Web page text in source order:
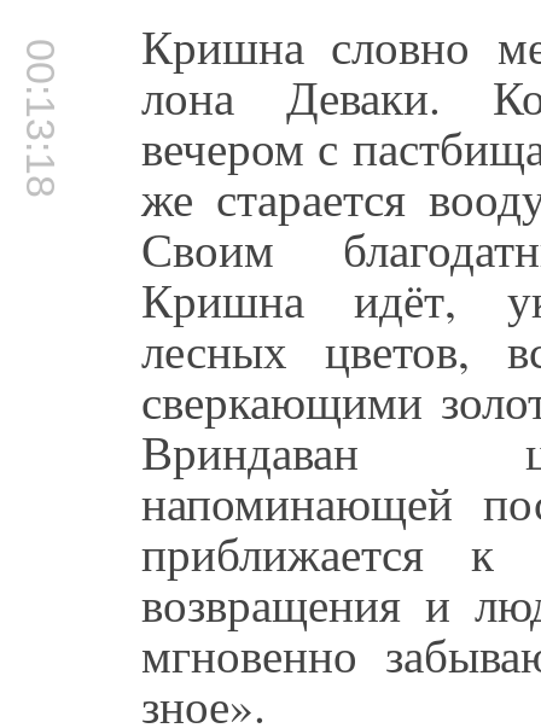
00:13:18 Кришна словно
лона Деваки.
вечером с
же старается
Своим
Кришна идёт,
лесных цветов,
сверкающими
Вриндаван
напоминающей
приближается
возвращения и
мгновенно
зное».